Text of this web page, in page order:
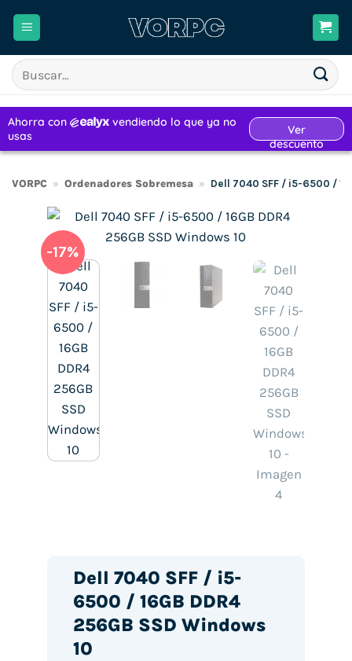
Buscar
por:
VORPC » Ordenadores Sobremesa » Dell 7040 SFF / i5-6500 /
-17%
Dell 7040 SFF / i5-
6500 / 16GB DDR4
256GB SSD Windows
10